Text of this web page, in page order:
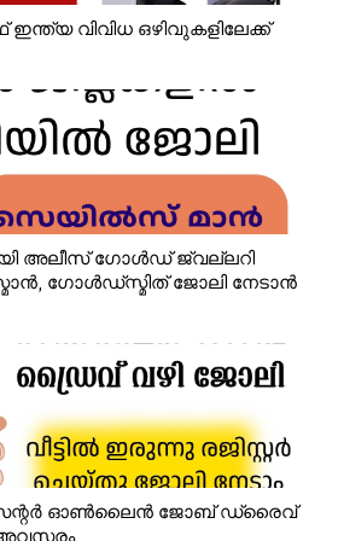
വിവിധ ഒഴിവുകളിലേക്ക്
അലീസ് ഗോൾഡ് ജ്വല്ലറി
ഗോൾഡ്‌സ്മിത് ജോലി നേടാൻ
ഓൺലൈൻ ജോബ് ഡ്രൈവ്
അവസരം